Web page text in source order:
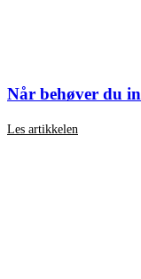
Når behøver du
Les artikkelen